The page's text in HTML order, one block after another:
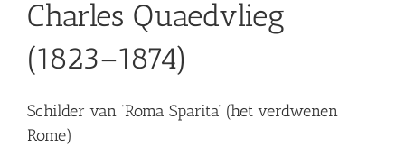
Charles Quaedvlieg
(1823–1874)
Schilder van ‘Roma Sparita’ (het verdwenen
Rome)